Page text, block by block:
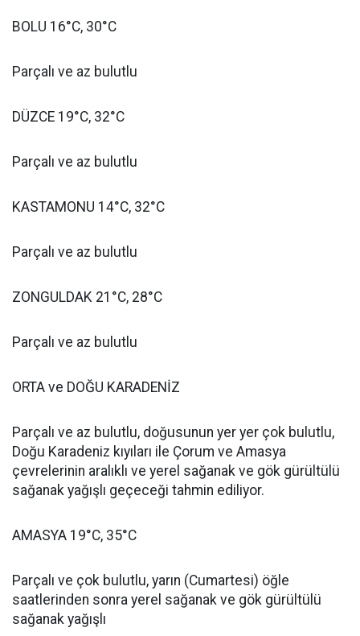
BOLU 16°C, 30°C
Parçalı ve az bulutlu
DÜZCE 19°C, 32°C
Parçalı ve az bulutlu
KASTAMONU 14°C, 32°C
Parçalı ve az bulutlu
ZONGULDAK 21°C, 28°C
Parçalı ve az bulutlu
ORTA ve DOĞU KARADENİZ
Parçalı ve az bulutlu, doğusunun yer yer çok bulutlu,
Doğu Karadeniz kıyıları ile Çorum ve Amasya
çevrelerinin aralıklı ve yerel sağanak ve gök gürültülü
sağanak yağışlı geçeceği tahmin ediliyor.
AMASYA 19°C, 35°C
Parçalı ve çok bulutlu, yarın (Cumartesi) öğle
saatlerinden sonra yerel sağanak ve gök gürültülü
sağanak yağışlı